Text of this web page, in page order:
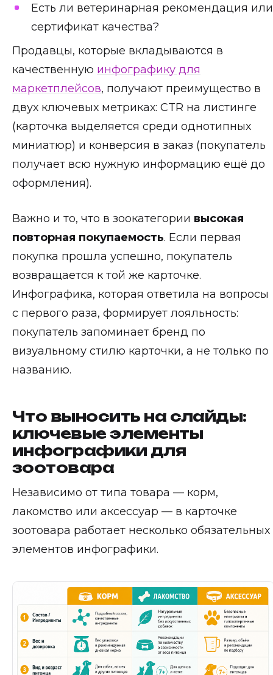
Есть ли ветеринарная рекомендация или
сертификат качества?
Продавцы, которые вкладываются в
качественную инфографику для
маркетплейсов, получают преимущество в
двух ключевых метриках: CTR на листинге
(карточка выделяется среди однотипных
миниатюр) и конверсия в заказ (покупатель
получает всю нужную информацию ещё до
оформления).
Важно и то, что в зоокатегории высокая
повторная покупаемость. Если первая
покупка прошла успешно, покупатель
возвращается к той же карточке.
Инфографика, которая ответила на вопросы
с первого раза, формирует лояльность:
покупатель запоминает бренд по
визуальному стилю карточки, а не только по
названию.
Что выносить на слайды:
ключевые элементы
инфографики для
зоотовара
Независимо от типа товара — корм,
лакомство или аксессуар — в карточке
зоотовара работает несколько обязательных
элементов инфографики.